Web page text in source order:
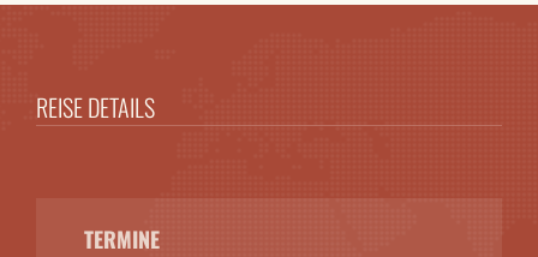
REISE DETAILS
TERMINE